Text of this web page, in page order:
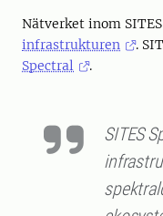
Nätverket inom
infrastrukturen
.
Spectral
.
SITES